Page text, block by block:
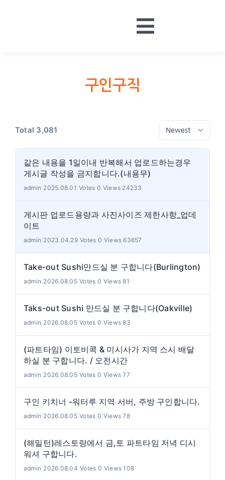
Toggle
MONEY
구인구직
Total 3,081
같은 내용을 1일이내 반복해서 업로드하는경우
게시글 작성을 금지합니다.(내용무)
admin 2025.08.01 |Votes 0 |Views 24233
게시판 업로드용량과 사진사이즈 제한사항_업데
이트
admin 2023.04.29|Votes 0 |Views 63657
Take-out Sushi만드실 분 구합니다(Burlington)
admin 2026.08.05|Votes 0 |Views 81
Taks-out Sushi 만드실 분 구합니다(Oakville)
admin 2026.08.05|Votes 0 |Views 83
(파트타임) 이토비콕 & 미시사가 지역 스시 배달
하실 분 구합니다. / 오전시간
admin 2026.08.05|Votes 0 |Views 77
구인 키치너 -워터루 지역 서버, 주방 구인합니다.
admin 2026.08.05|Votes 0 |Views 78
(해밀턴)레스토랑에서 금,토 파트타임 저녁 디시
워셔 구합니다.
admin 2026.08.04 |Votes 0 |Views 108